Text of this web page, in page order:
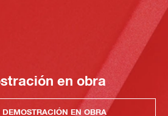
en obra
EN OBRA